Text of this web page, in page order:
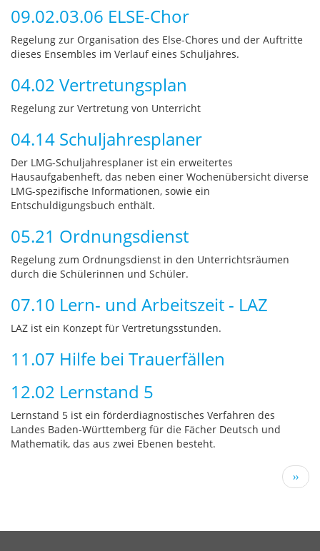
09.02.03.06 ELSE-Chor
Regelung zur Organisation des Else-Chores und der Auftritte
dieses Ensembles im Verlauf eines Schuljahres.
04.02 Vertretungsplan
Regelung zur Vertretung von Unterricht
04.14 Schuljahresplaner
Der LMG-Schuljahresplaner ist ein erweitertes
Hausaufgabenheft, das neben einer Wochenübersicht diverse
LMG-spezifische Informationen, sowie ein
Entschuldigungsbuch enthält.
05.21 Ordnungsdienst
Regelung zum Ordnungsdienst in den Unterrichtsräumen
durch die Schülerinnen und Schüler.
07.10 Lern- und Arbeitszeit - LAZ
LAZ ist ein Konzept für Vertretungsstunden.
11.07 Hilfe bei Trauerfällen
12.02 Lernstand 5
Lernstand 5 ist ein förderdiagnostisches Verfahren des
Landes Baden-Württemberg für die Fächer Deutsch und
Mathematik, das aus zwei Ebenen besteht.
Seite
››